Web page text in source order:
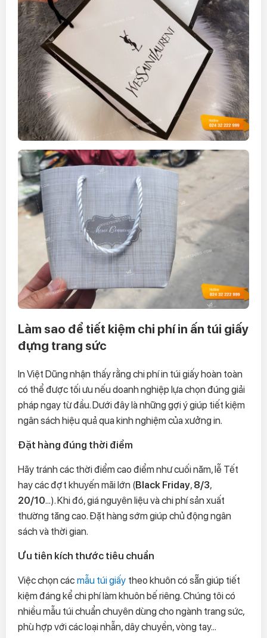
Làm sao để tiết kiệm chi phí in ấn túi giấy
đựng trang sức
In Việt Dũng nhận thấy rằng chi phí in túi giấy hoàn toàn
có thể được tối ưu nếu doanh nghiệp lựa chọn đúng giải
pháp ngay từ đầu. Dưới đây là những gợi ý giúp tiết kiệm
ngân sách hiệu quả qua kinh nghiệm của xưởng in.
Đặt hàng đúng thời điểm
Hãy tránh các thời điểm cao điểm như cuối năm, lễ Tết
hay các đợt khuyến mãi lớn (Black Friday, 8/3,
20/10...). Khi đó, giá nguyên liệu và chi phí sản xuất
thường tăng cao. Đặt hàng sớm giúp chủ động ngân
sách và thời gian.
Ưu tiên kích thước tiêu chuẩn
Việc chọn các mẫu túi giấy theo khuôn có sẵn giúp tiết
kiệm đáng kể chi phí làm khuôn bế riêng. Chúng tôi có
nhiều mẫu túi chuẩn chuyên dùng cho ngành trang sức,
phù hợp với các loại nhẫn, dây chuyền, vòng tay...